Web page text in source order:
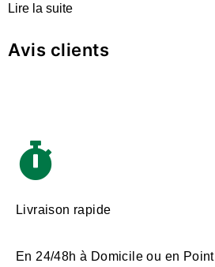
Lire la suite
Avis clients
Livraison rapide
En 24/48h à Domicile ou en Point